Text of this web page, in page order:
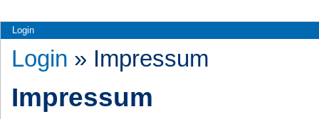
Login
Login » Impressum
Impressum